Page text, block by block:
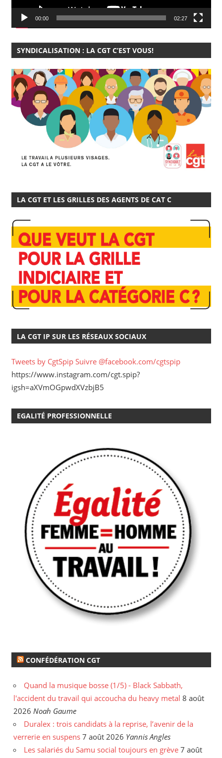
00:00 02:27
SYNDICALISATION : LA CGT C’EST VOUS!
LA CGT ET LES GRILLES DES AGENTS DE CAT C
LA CGT IP SUR LES RÉSEAUX SOCIAUX
Tweets by CgtSpip Suivre @facebook.com/cgtspip
https://www.instagram.com/cgt.spip?
igsh=aXVmOGpwdXVzbjB5
EGALITÉ PROFESSIONNELLE
CONFÉDÉRATION CGT
Quand la musique bosse (1/5) - Black Sabbath,
l'accident du travail qui accoucha du heavy metal 8 août
2026 Noah Gaume
Duralex : trois candidats à la reprise, l’avenir de la
verrerie en suspens 7 août 2026 Yannis Angles
Les salariés du Samu social toujours en grève 7 août